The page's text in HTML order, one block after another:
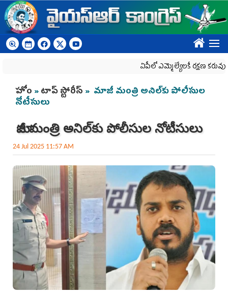
Skip to main content
????
ఏపీలో ఎమ్మెల్యేల‌కే ర‌క్ష‌ణ క‌రువు
You are here
హోం »టాప్ స్టోరీస్ » మాజీ మంత్రి అనిల్‌కు పోలీసుల
నోటీసులు
మాజీ మంత్రి అనిల్‌కు పోలీసుల నోటీసులు
24 Jul 2025 11:57 AM